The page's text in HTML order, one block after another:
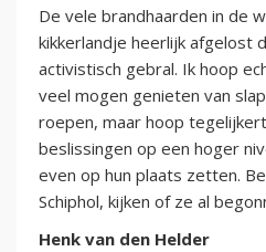
De vele brandhaarden in de
kikkerlandje heerlijk afgelost
activistisch gebral. Ik hoop
veel mogen genieten van
roepen, maar hoop
beslissingen op een hoger
even op hun plaats zetten.
Schiphol, kijken of ze al
Henk van den Helder